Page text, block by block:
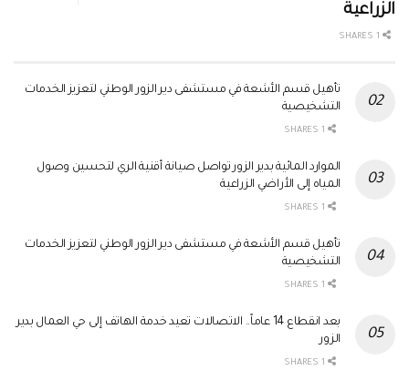
الزراعية
تأهيل قسم الأشعة في مستشفى دير الزور الوطني لتعزيز الخدمات
التشخيصية
الموارد المائية بدير الزور تواصل صيانة أقنية الري لتحسين وصول
المياه إلى الأراضي الزراعية
تأهيل قسم الأشعة في مستشفى دير الزور الوطني لتعزيز الخدمات
التشخيصية
بعد انقطاع 14 عاماً.. الاتصالات تعيد خدمة الهاتف إلى حي العمال بدير
الزور